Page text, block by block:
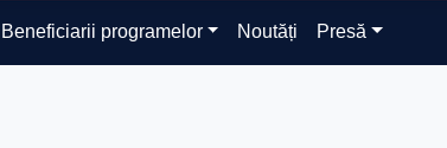
Beneficiarii programelor Noutăți Presă